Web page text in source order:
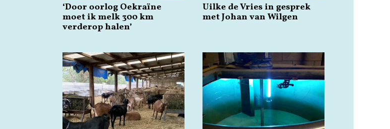
‘Door oorlog Oekraïne
moet ik melk 300 km
verderop halen’
Uilke de Vries in gesprek
met Johan van Wilgen